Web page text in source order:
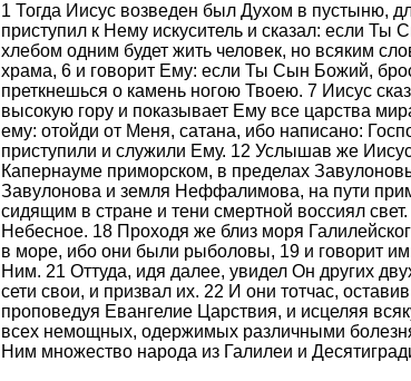
1 Тогда Иисус возведен был Духом в пустыню,
приступил к Нему искуситель и сказал: если
хлебом одним будет жить человек, но всяким
храма, 6 и говорит Ему: если Ты Сын Божий,
преткнешься о камень ногою Твоею. 7 Иисус
высокую гору и показывает Ему все царства
ему: отойди от Меня, сатана, ибо написано:
приступили и служили Ему. 12 Услышав же
Капернауме приморском, в пределах
Завулонова и земля Неффалимова, на пути
сидящим в стране и тени смертной воссиял
Небесное. 18 Проходя же близ моря
в море, ибо они были рыболовы, 19 и говорит
Ним. 21 Оттуда, идя далее, увидел Он других
сети свои, и призвал их. 22 И они тотчас,
проповедуя Евангелие Царствия, и исцеляя
всех немощных, одержимых различными
Ним множество народа из Галилеи и